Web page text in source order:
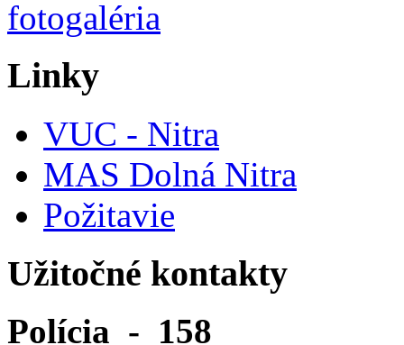
Linky
VUC - Nitra
MAS Dolná Nitra
Požitavie
Užitočné kontakty
Polícia - 158